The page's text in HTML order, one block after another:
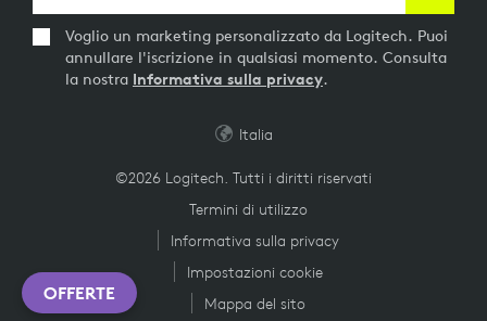
Voglio un marketing personalizzato da Logitech. Puoi
annullare l'iscrizione in qualsiasi momento. Consulta
la nostra Informativa sulla privacy.
©2026 Logitech. Tutti i diritti riservati
Termini di utilizzo
Informativa sulla privacy
Impostazioni cookie
Mappa del sito
Italia
OFFERTE